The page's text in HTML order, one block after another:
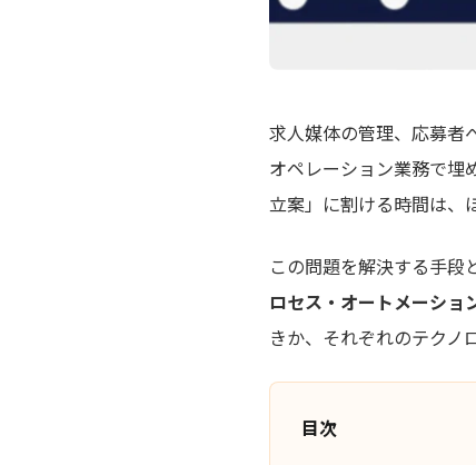
求人媒体の管理、応募者
オペレーション業務で埋
立案」に割ける時間は、
この問題を解決する手段
ロセス・オートメーショ
きか、それぞれのテクノ
目次